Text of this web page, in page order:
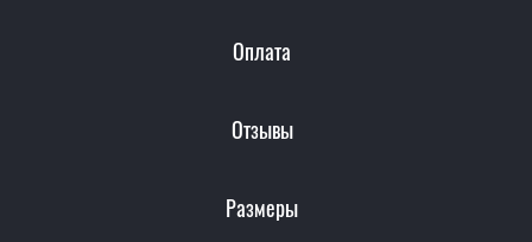
Оплата
Отзывы
Размеры